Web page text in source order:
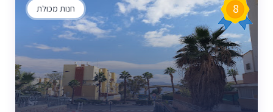
חנות מכולת 8